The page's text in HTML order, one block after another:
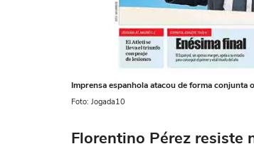
Imprensa espanhola atacou de forma conjunta
Foto: Jogada10
Florentino Pérez resiste